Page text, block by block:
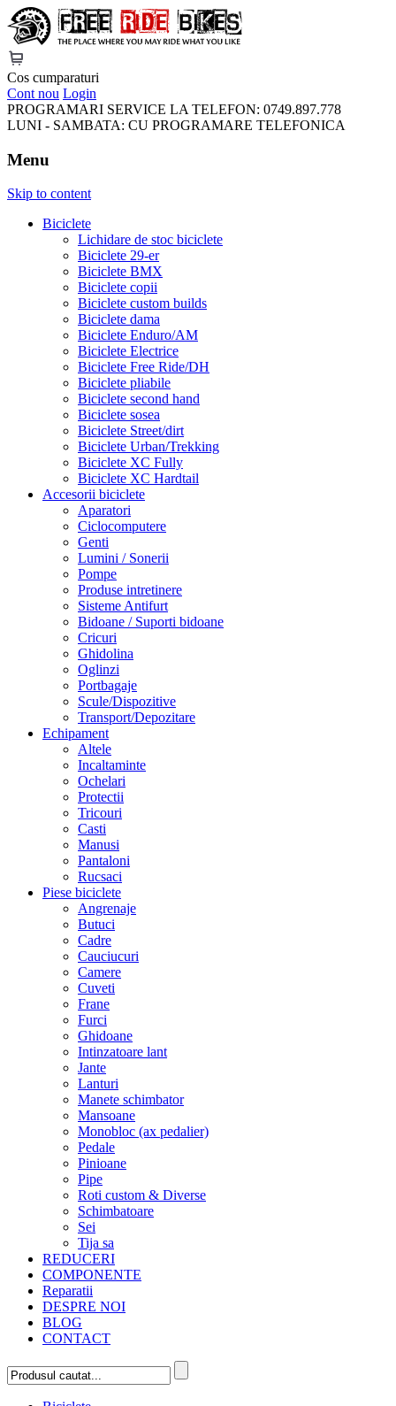
FreeRideBikes
Cos cumparaturi
Cont nou Login
PROGRAMARI SERVICE LA TELEFON: 0749.897.778
LUNI - SAMBATA: CU PROGRAMARE TELEFONICA
Menu
Skip to content
Biciclete
Lichidare de stoc biciclete
Biciclete 29-er
Biciclete BMX
Biciclete copii
Biciclete custom builds
Biciclete dama
Biciclete Enduro/AM
Biciclete Electrice
Biciclete Free Ride/DH
Biciclete pliabile
Biciclete second hand
Biciclete sosea
Biciclete Street/dirt
Biciclete Urban/Trekking
Biciclete XC Fully
Biciclete XC Hardtail
Accesorii biciclete
Aparatori
Ciclocomputere
Genti
Lumini / Sonerii
Pompe
Produse intretinere
Sisteme Antifurt
Bidoane / Suporti bidoane
Cricuri
Ghidolina
Oglinzi
Portbagaje
Scule/Dispozitive
Transport/Depozitare
Echipament
Altele
Incaltaminte
Ochelari
Protectii
Tricouri
Casti
Manusi
Pantaloni
Rucsaci
Piese biciclete
Angrenaje
Butuci
Cadre
Cauciucuri
Camere
Cuveti
Frane
Furci
Ghidoane
Intinzatoare lant
Jante
Lanturi
Manete schimbator
Mansoane
Monobloc (ax pedalier)
Pedale
Pinioane
Pipe
Roti custom & Diverse
Schimbatoare
Sei
Tija sa
REDUCERI
COMPONENTE
Reparatii
DESPRE NOI
BLOG
CONTACT